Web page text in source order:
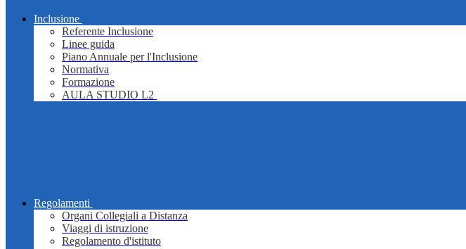
Inclusione
Referente Inclusione
Linee guida
Piano Annuale per l'Inclusione
Normativa
Formazione
AULA STUDIO L2
Regolamenti
Organi Collegiali a Distanza
Viaggi di istruzione
Regolamento d'istituto